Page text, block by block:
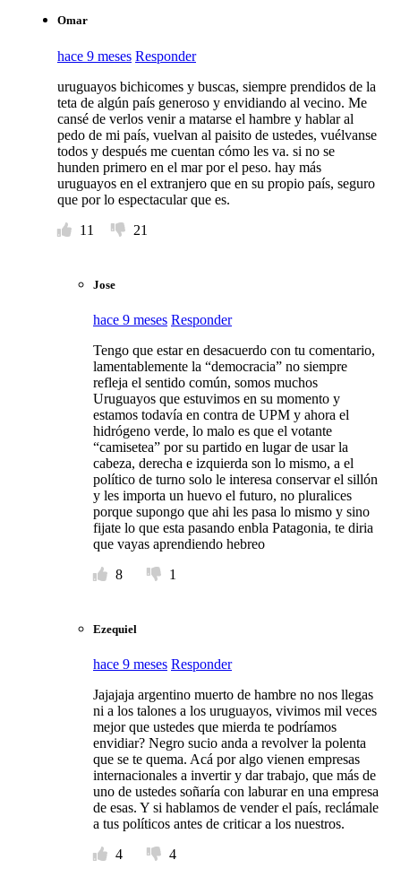
Omar
hace 9 meses Responder
uruguayos bichicomes y buscas, siempre prendidos de la
teta de algún país generoso y envidiando al vecino. Me
cansé de verlos venir a matarse el hambre y hablar al
pedo de mi país, vuelvan al paisito de ustedes, vuélvanse
todos y después me cuentan cómo les va. si no se
hunden primero en el mar por el peso. hay más
uruguayos en el extranjero que en su propio país, seguro
que por lo espectacular que es.
11
21
Jose
hace 9 meses Responder
Tengo que estar en desacuerdo con tu comentario,
lamentablemente la “democracia” no siempre
refleja el sentido común, somos muchos
Uruguayos que estuvimos en su momento y
estamos todavía en contra de UPM y ahora el
hidrógeno verde, lo malo es que el votante
“camisetea” por su partido en lugar de usar la
cabeza, derecha e izquierda son lo mismo, a el
político de turno solo le interesa conservar el sillón
y les importa un huevo el futuro, no pluralices
porque supongo que ahi les pasa lo mismo y sino
fijate lo que esta pasando enbla Patagonia, te diria
que vayas aprendiendo hebreo
8
1
Ezequiel
hace 9 meses Responder
Jajajaja argentino muerto de hambre no nos llegas
ni a los talones a los uruguayos, vivimos mil veces
mejor que ustedes que mierda te podríamos
envidiar? Negro sucio anda a revolver la polenta
que se te quema. Acá por algo vienen empresas
internacionales a invertir y dar trabajo, que más de
uno de ustedes soñaría con laburar en una empresa
de esas. Y si hablamos de vender el país, reclámale
a tus políticos antes de criticar a los nuestros.
4
4